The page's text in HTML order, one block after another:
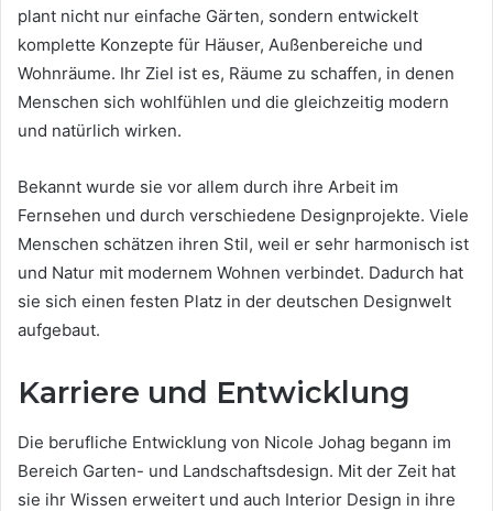
plant nicht nur einfache Gärten, sondern entwickelt
komplette Konzepte für Häuser, Außenbereiche und
Wohnräume. Ihr Ziel ist es, Räume zu schaffen, in denen
Menschen sich wohlfühlen und die gleichzeitig modern
und natürlich wirken.
Bekannt wurde sie vor allem durch ihre Arbeit im
Fernsehen und durch verschiedene Designprojekte. Viele
Menschen schätzen ihren Stil, weil er sehr harmonisch ist
und Natur mit modernem Wohnen verbindet. Dadurch hat
sie sich einen festen Platz in der deutschen Designwelt
aufgebaut.
Karriere und Entwicklung
Die berufliche Entwicklung von Nicole Johag begann im
Bereich Garten- und Landschaftsdesign. Mit der Zeit hat
sie ihr Wissen erweitert und auch Interior Design in ihre